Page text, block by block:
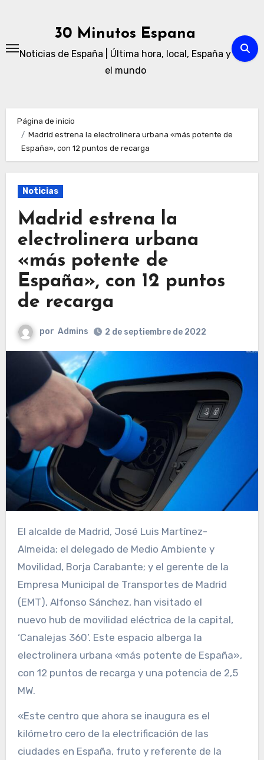
30 Minutos Espana
Noticias de España | Última hora, local, España y
el mundo
Página de inicio
Madrid estrena la electrolinera urbana «más potente de
España», con 12 puntos de recarga
Noticias
Madrid estrena la
electrolinera urbana
«más potente de
España», con 12 puntos
de recarga
por Admins 2 de septiembre de 2022
El alcalde de Madrid, José Luis Martínez-
Almeida; el delegado de Medio Ambiente y
Movilidad, Borja Carabante; y el gerente de la
Empresa Municipal de Transportes de Madrid
(EMT), Alfonso Sánchez, han visitado el
nuevo hub de movilidad eléctrica de la capital,
‘Canalejas 360’. Este espacio alberga la
electrolinera urbana «más potente de España»,
con 12 puntos de recarga y una potencia de 2,5
MW.
«Este centro que ahora se inaugura es el
kilómetro cero de la electrificación de las
ciudades en España, fruto y referente de la